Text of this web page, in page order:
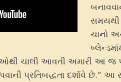
સમયથી
ચાનો
ચાલી આવતી અમારી આ જ
પ્રતિબદ્ધતા દર્શાવે છે.” આ